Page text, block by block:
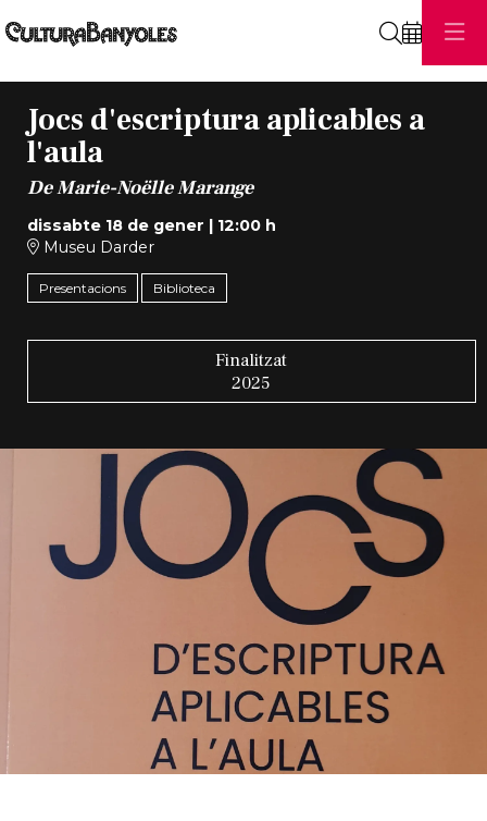
Jocs d'escriptura aplicables a
l'aula
De Marie-Noëlle Marange
dissabte 18 de gener | 12:00 h
Museu Darder
Presentacions Biblioteca
Finalitzat
2025